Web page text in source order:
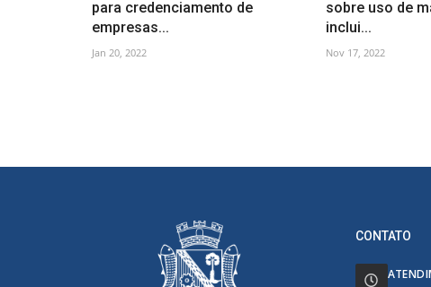
para credenciamento de
empresas...
Jan 20, 2022
sobre uso de
inclui...
Nov 17, 2022
CONTATO